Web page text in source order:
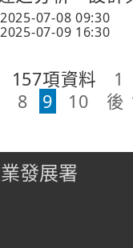
07-08 09:30
07-09 16:30
157項資料 1
8 9 10 後
發展署